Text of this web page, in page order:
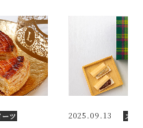
スイーツ